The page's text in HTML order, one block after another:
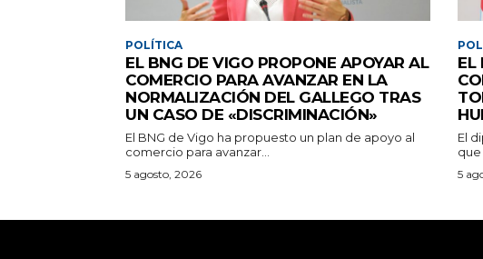
POLÍTICA
EL BNG DE VIGO PROPONE APOYAR AL
COMERCIO PARA AVANZAR EN LA
NORMALIZACIÓN DEL GALLEGO TRAS
UN CASO DE «DISCRIMINACIÓN»
El BNG de Vigo ha propuesto un plan de apoyo al
comercio para avanzar...
5 agosto, 2026
EL
El
que
5